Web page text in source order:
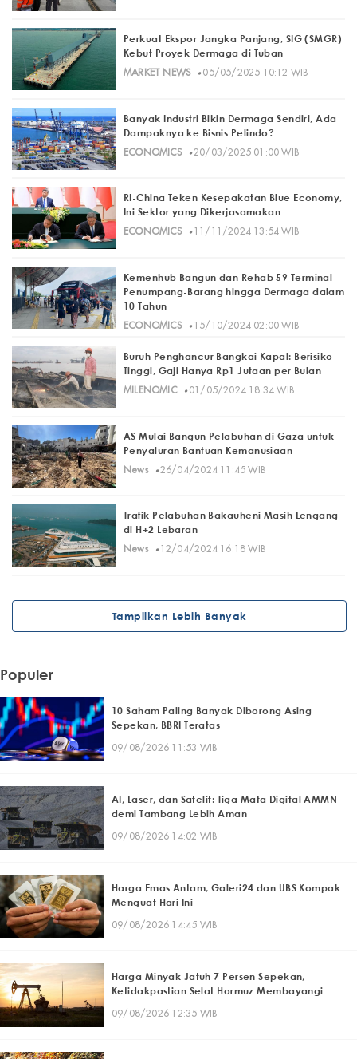
Perkuat Ekspor Jangka Panjang, SIG (SMGR)
Kebut Proyek Dermaga di Tuban
MARKET NEWS· 05/05/2025 10:12 WIB
Banyak Industri Bikin Dermaga Sendiri, Ada
Dampaknya ke Bisnis Pelindo?
ECONOMICS· 20/03/2025 01:00 WIB
RI-China Teken Kesepakatan Blue Economy,
Ini Sektor yang Dikerjasamakan
ECONOMICS· 11/11/2024 13:54 WIB
Kemenhub Bangun dan Rehab 59 Terminal
Penumpang-Barang hingga Dermaga dalam
10 Tahun
ECONOMICS· 15/10/2024 02:00 WIB
Buruh Penghancur Bangkai Kapal: Berisiko
Tinggi, Gaji Hanya Rp1 Jutaan per Bulan
MILENOMIC· 01/05/2024 18:34 WIB
AS Mulai Bangun Pelabuhan di Gaza untuk
Penyaluran Bantuan Kemanusiaan
News· 26/04/2024 11:45 WIB
Trafik Pelabuhan Bakauheni Masih Lengang
di H+2 Lebaran
News· 12/04/2024 16:18 WIB
Tampilkan Lebih Banyak
Populer
10 Saham Paling Banyak Diborong Asing
Sepekan, BBRI Teratas
09/08/2026 11:53 WIB
AI, Laser, dan Satelit: Tiga Mata Digital AMMN
demi Tambang Lebih Aman
09/08/2026 14:02 WIB
Harga Emas Antam, Galeri24 dan UBS Kompak
Menguat Hari Ini
09/08/2026 14:45 WIB
Harga Minyak Jatuh 7 Persen Sepekan,
Ketidakpastian Selat Hormuz Membayangi
09/08/2026 12:35 WIB